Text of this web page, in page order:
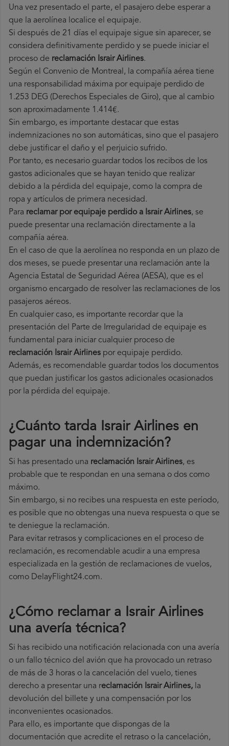
Una vez presentado el parte, el pasajero debe esperar a
que la aerolínea localice el equipaje.
Si después de 21 días el equipaje sigue sin aparecer, se
considera definitivamente perdido y se puede iniciar el
proceso de reclamación Israir Airlines.
Según el Convenio de Montreal, la compañía aérea tiene
una responsabilidad máxima por equipaje perdido de
1.253 DEG (Derechos Especiales de Giro), que al cambio
son aproximadamente 1.414€.
Sin embargo, es importante destacar que estas
indemnizaciones no son automáticas, sino que el pasajero
debe justificar el daño y el perjuicio sufrido.
Por tanto, es necesario guardar todos los recibos de los
gastos adicionales que se hayan tenido que realizar
debido a la pérdida del equipaje, como la compra de
ropa y artículos de primera necesidad.
Para reclamar por equipaje perdido a Israir Airlines, se
puede presentar una reclamación directamente a la
compañía aérea.
En el caso de que la aerolínea no responda en un plazo de
dos meses, se puede presentar una reclamación ante la
Agencia Estatal de Seguridad Aérea (AESA), que es el
organismo encargado de resolver las reclamaciones de los
pasajeros aéreos.
En cualquier caso, es importante recordar que la
presentación del Parte de Irregularidad de equipaje es
fundamental para iniciar cualquier proceso de
reclamación Israir Airlines por equipaje perdido.
Además, es recomendable guardar todos los documentos
que puedan justificar los gastos adicionales ocasionados
por la pérdida del equipaje.
¿Cuánto tarda Israir Airlines en
pagar una indemnización?
Si has presentado una reclamación Israir Airlines, es
probable que te respondan en una semana o dos como
máximo.
Sin embargo, si no recibes una respuesta en este período,
es posible que no obtengas una nueva respuesta o que se
te deniegue la reclamación.
Para evitar retrasos y complicaciones en el proceso de
reclamación, es recomendable acudir a una empresa
especializada en la gestión de reclamaciones de vuelos,
como DelayFlight24.com.
¿Cómo reclamar a Israir Airlines
una avería técnica?
Si has recibido una notificación relacionada con una avería
o un fallo técnico del avión que ha provocado un retraso
de más de 3 horas o la cancelación del vuelo, tienes
derecho a presentar una reclamación Israir Airlines, la
devolución del billete y una compensación por los
inconvenientes ocasionados.
Para ello, es importante que dispongas de la
documentación que acredite el retraso o la cancelación,